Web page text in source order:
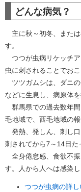
どんな病気？
主に秋～初冬、また
す。
つつが虫病リケッチ
虫に刺されることでおこ
ツツガムシは、ダニ
などに生息し、病原体
群馬県での過去数年
毛地域で、西毛地域の報
発熱、発しん、刺し口
刺されてから7～14日た
全身倦怠感、食欲不振
す。人から人へは感染し
つつが虫病の詳し